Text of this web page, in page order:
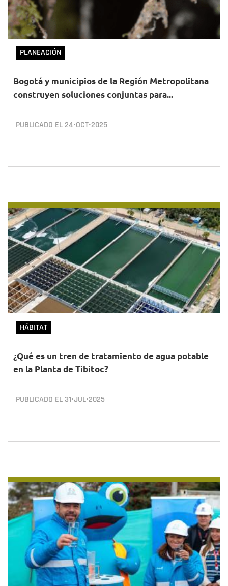
PLANEACIÓN
Bogotá y municipios de la Región Metropolitana
construyen soluciones conjuntas para...
PUBLICADO EL 24•OCT•2025
HÁBITAT
¿Qué es un tren de tratamiento de agua potable
en la Planta de Tibitoc?
PUBLICADO EL 31•JUL•2025